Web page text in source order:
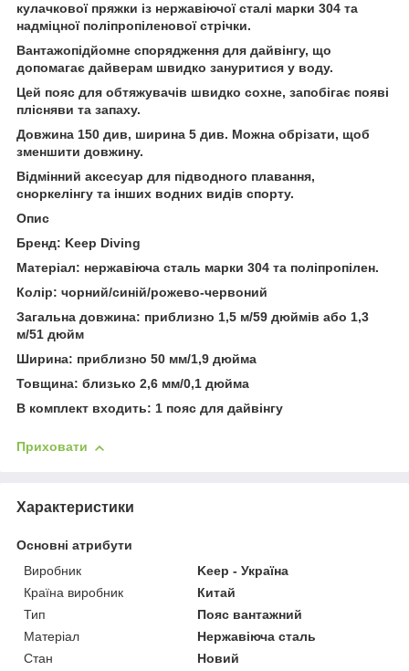
кулачкової пряжки із нержавіючої сталі марки 304 та
надміцної поліпропіленової стрічки.
Вантажопідйомне спорядження для дайвінгу, що
допомагає дайверам швидко зануритися у воду.
Цей пояс для обтяжувачів швидко сохне, запобігає появі
плісняви ​​та запаху.
Довжина 150 див, ширина 5 див. Можна обрізати, щоб
зменшити довжину.
Відмінний аксесуар для підводного плавання,
сноркелінгу та інших водних видів спорту.
Опис
Бренд: Keep Diving
Матеріал: нержавіюча сталь марки 304 та поліпропілен.
Колір: чорний/синій/рожево-червоний
Загальна довжина: приблизно 1,5 м/59 дюймів або 1,3
м/51 дюйм
Ширина: приблизно 50 мм/1,9 дюйма
Товщина: близько 2,6 мм/0,1 дюйма
В комплект входить: 1 пояс для дайвінгу
Приховати
Характеристики
Основні атрибути
Виробник
Keep - Україна
Країна виробник
Китай
Тип
Пояс вантажний
Матеріал
Нержавіюча сталь
Стан
Новий